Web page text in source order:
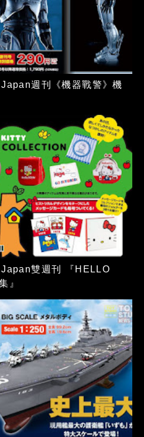
週刊《機器戰警》機
雙週刊 『HELLO
』